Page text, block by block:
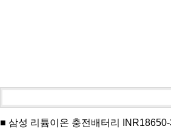
■ 삼성 리튬이온 충전배터리